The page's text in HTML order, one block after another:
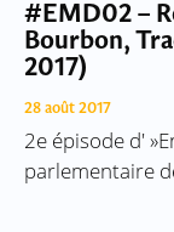
#EMD02 –
Bourbon,
2017)
28 août 2017
2e épisode d'
parlementaire